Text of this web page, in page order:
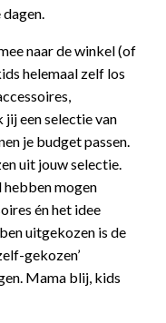
naar de winkel (of
helemaal zelf los
jij een selectie van
je budget passen.
uit jouw selectie.
hebben mogen
én het idee
uitgekozen is de
gekozen’
Mama blij, kids